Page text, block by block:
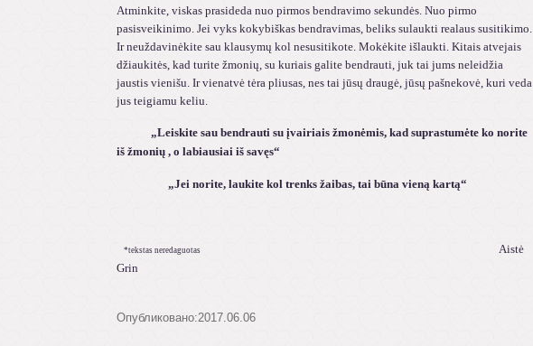
Atminkite, viskas prasideda nuo pirmos bendravimo sekundės. Nuo pirmo
pasisveikinimo. Jei vyks kokybiškas bendravimas, beliks sulaukti realaus susitikimo.
Ir neuždavinėkite sau klausymų kol nesusitikote. Mokėkite išlaukti. Kitais atvejais
džiaukitės, kad turite žmonių, su kuriais galite bendrauti, juk tai jums neleidžia
jaustis vienišu. Ir vienatvė tėra pliusas, nes tai jūsų draugė, jūsų pašnekovė, kuri veda
jus teigiamu keliu.
„Leiskite sau bendrauti su įvairiais žmonėmis, kad suprastumėte ko norite
iš žmonių , o labiausiai iš savęs“
„Jei norite, laukite kol trenks žaibas, tai būna vieną kartą“
*tekstas neredaguotas
Aistė
Grin
Опубликовано:2017.06.06